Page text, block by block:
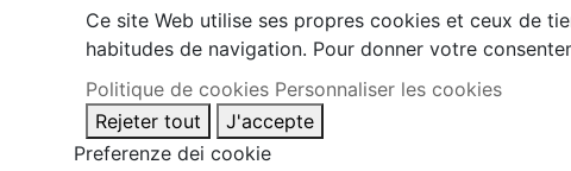
Ce site Web utilise ses propres cookies et ceux de
habitudes de navigation. Pour donner votre
Politique de cookies Personnaliser les cookies
Rejeter tout
J'accepte
Preferenze dei cookie